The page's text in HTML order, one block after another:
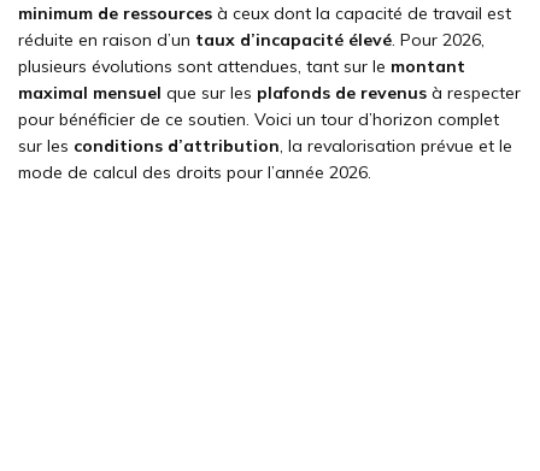
minimum de ressources à ceux dont la capacité de travail est
réduite en raison d’un taux d’incapacité élevé. Pour 2026,
plusieurs évolutions sont attendues, tant sur le montant
maximal mensuel que sur les plafonds de revenus à respecter
pour bénéficier de ce soutien. Voici un tour d’horizon complet
sur les conditions d’attribution, la revalorisation prévue et le
mode de calcul des droits pour l’année 2026.